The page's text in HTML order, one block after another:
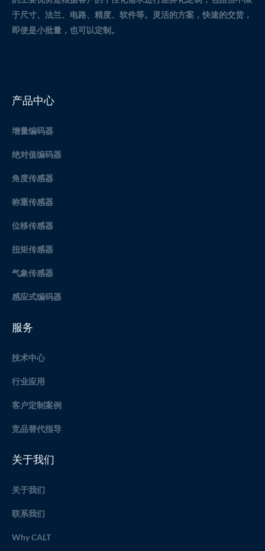
于尺寸、法兰、电路、精度、软件等。灵活的方案，快速的交货，
即使是小批量，也可以定制。
产品中心
增量编码器
绝对值编码器
角度传感器
称重传感器
位移传感器
扭矩传感器
气象传感器
感应式编码器
服务
技术中心
行业应用
客户定制案例
竞品替代指导
关于我们
关于我们
联系我们
Why CALT